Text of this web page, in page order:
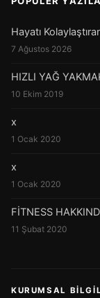
Hayatı
7 Ağustos 2026
HIZLI YAĞ
10 Ekim 2019
x
1 Ocak 2020
x
1 Ocak 2020
FİTNESS
11 Şubat 2020
KURUMSAL